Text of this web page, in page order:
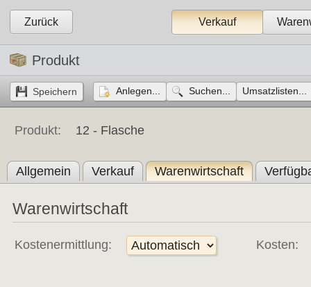
Zurück Verkauf
Produkt
Anlegen... Suchen... Umsatzlisten...
Produkt: 12 - Flasche
Allgemein Verkauf Warenwirtschaft
Warenwirtschaft
Kostenermittlung: Kosten: